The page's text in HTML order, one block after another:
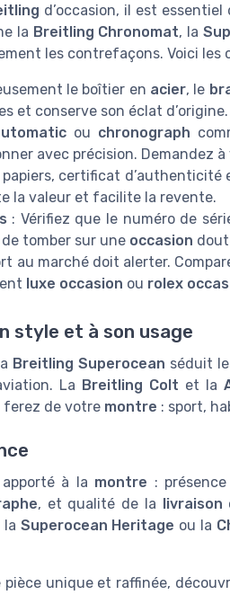
d’occasion, il est
la Breitling Chronomat, la
les contrefaçons. Voici les
le boîtier en acier, le
et conserve son éclat d’origine.
ou chronograph
avec précision. Demandez à
papiers, certificat
la valeur et facilite la revente.
: Vérifiez que le numéro de
tomber sur une occasion
au marché doit alerter.
luxe occasion ou rolex
style et à son usage
Breitling Superocean séduit
La Breitling Colt et la
ferez de votre montre : sport,
à la montre : présence
, et qualité de la livraison
la Superocean Heritage ou la
pièce unique et raffinée,